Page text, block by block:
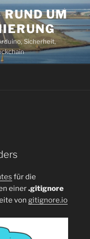
RUND UM
Sicherheit,
für die
einer.gitignore
von gitignore.io